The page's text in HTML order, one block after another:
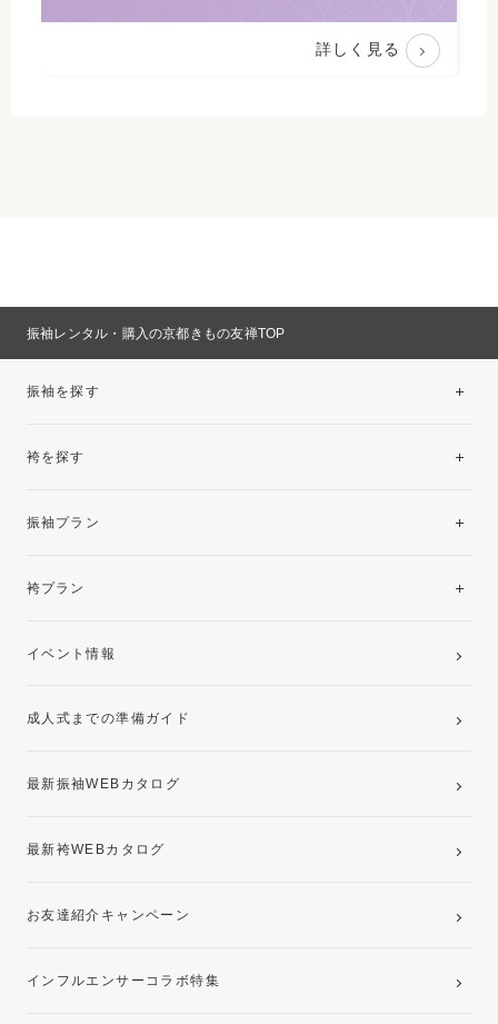
詳しく見る
振袖レンタル・購入の京都きもの友禅TOP
振袖を探す
袴を探す
振袖プラン
レンタルプラン
袴プラン
卒業袴レンタルプラン
イベント情報
成人式までの準備ガイド
最新振袖WEBカタログ
最新袴WEBカタログ
お友達紹介キャンペーン
インフルエンサーコラボ特集